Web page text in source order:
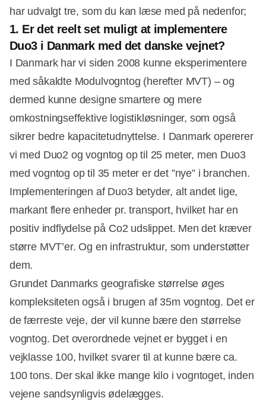
har udvalgt tre, som du kan læse med på nedenfor;
1. Er det reelt set muligt at implementere
Duo3 i Danmark med det danske vejnet?
I Danmark har vi siden 2008 kunne eksperimentere
med såkaldte Modulvogntog (herefter MVT) – og
dermed kunne designe smartere og mere
omkostningseffektive logistikløsninger, som også
sikrer bedre kapacitetudnyttelse. I Danmark opererer
vi med Duo2 og vogntog op til 25 meter, men Duo3
med vogntog op til 35 meter er det ”nye” i branchen.
Implementeringen af Duo3 betyder, alt andet lige,
markant flere enheder pr. transport, hvilket har en
positiv indflydelse på Co2 udslippet. Men det kræver
større MVT’er. Og en infrastruktur, som understøtter
dem.
Grundet Danmarks geografiske størrelse øges
kompleksiteten også i brugen af 35m vogntog. Det er
de færreste veje, der vil kunne bære den størrelse
vogntog. Det overordnede vejnet er bygget i en
vejklasse 100, hvilket svarer til at kunne bære ca.
100 tons. Der skal ikke mange kilo i vogntoget, inden
vejene sandsynligvis ødelægges.